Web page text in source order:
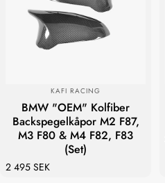
LEVERANTÖR:
KAFI RACING
BMW "OEM" Kolfiber
Backspegelkåpor M2 F87,
M3 F80 & M4 F82, F83
(Set)
2 495 SEK